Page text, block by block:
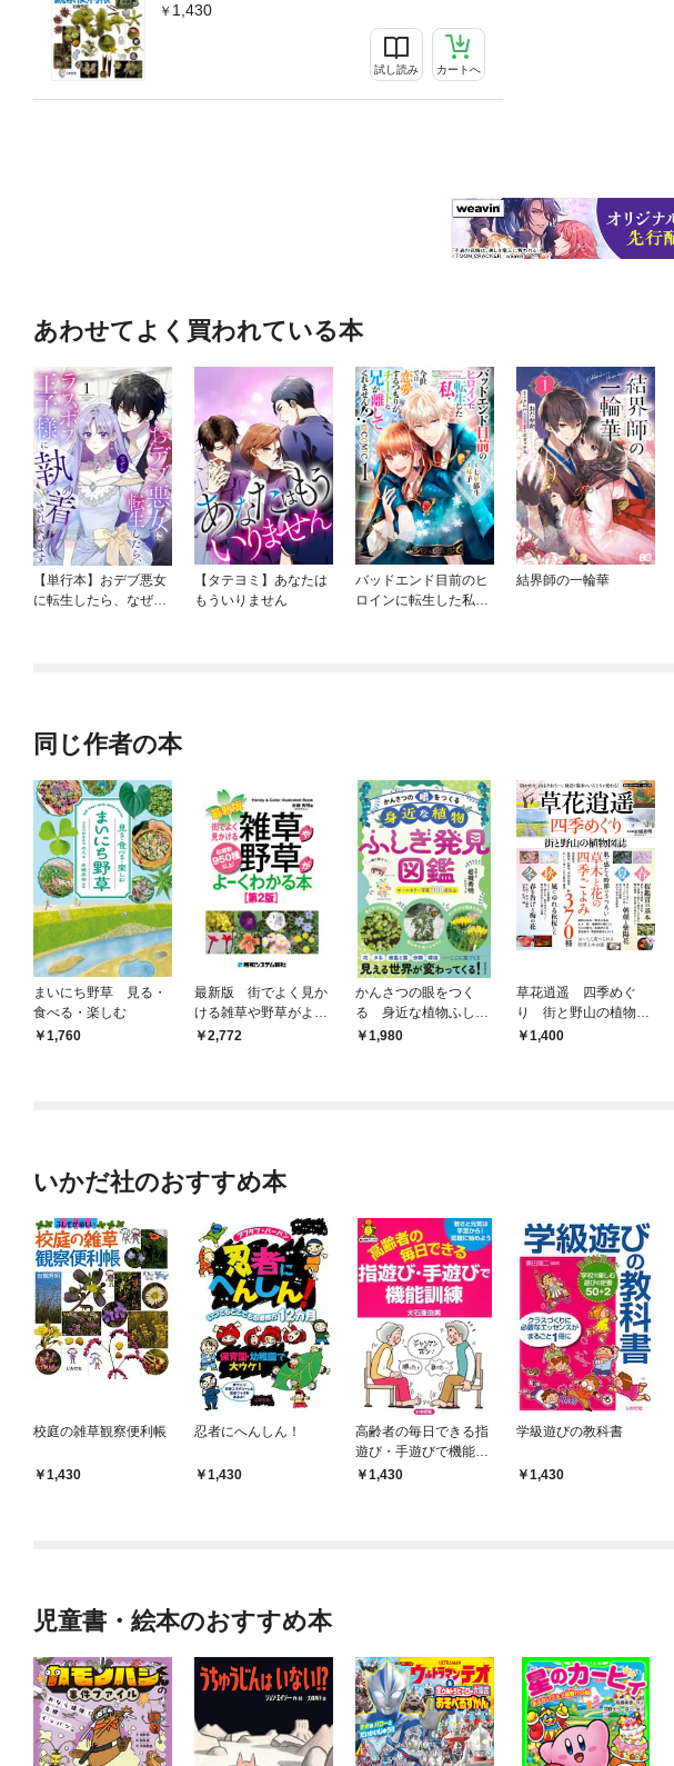
1,430
試し読み カートへ
あわせてよく買われている本
【単行本】おデブ悪女
に転生したら、なぜか
【タテヨミ】あなたは
もういりません
バッドエンド目前のヒ
ロインに転生した私、
結界師の一輪華
同じ作者の本
まいにち野草 見る・
食べる・楽しむ
1,760
最新版 街でよく見か
ける雑草や野草がよー
くわかる本［第2版］
2,772
かんさつの眼をつく
る 身近な植物ふしぎ
発見図鑑
1,980
草花逍遥 四季めぐ
り 街と野山の植物図
誌1,400
いかだ社のおすすめ本
校庭の雑草観察便利帳
1,430
忍者にへんしん！
1,430
高齢者の毎日できる指
遊び・手遊びで機能訓
練1,430
学級遊びの教科書
1,430
児童書・絵本のおすすめ本